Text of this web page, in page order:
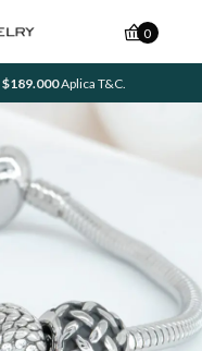
$189.000Aplica T&C.
0